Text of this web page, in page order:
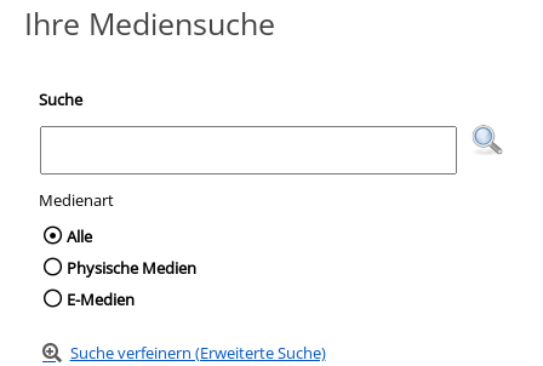
Ihre Mediensuche
Suche
Medienart
Wählen Sie die Medienart nach der Sie
Alle
Physische Medien
E-Medien
Suche verfeinern (Erweiterte Suche)